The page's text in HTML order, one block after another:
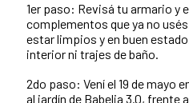
1er paso: Revisá tu armario y
complementos que ya no
estar limpios y en buen
interior ni trajes de baño.
2do paso: Vení el 19 de mayo
al jardín de Babelia 3.0, frente